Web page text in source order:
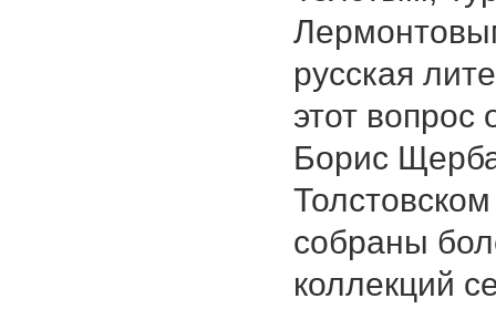
русская
этот вопрос
Борис
собраны
коллекций